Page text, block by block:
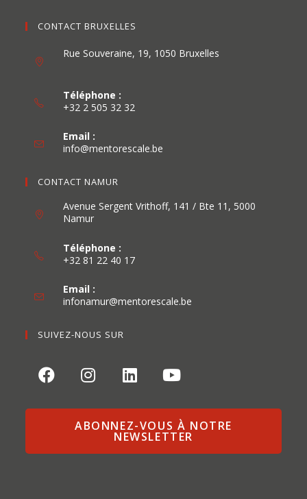
CONTACT BRUXELLES
Rue Souveraine, 19, 1050 Bruxelles
Téléphone :
+32 2 505 32 32
Email :
info@mentorescale.be
CONTACT NAMUR
Avenue Sergent Vrithoff, 141 / Bte 11, 5000
Namur
Téléphone :
+32 81 22 40 17
Email :
infonamur@mentorescale.be
SUIVEZ-NOUS SUR
ABONNEZ-VOUS À NOTRE
NEWSLETTER